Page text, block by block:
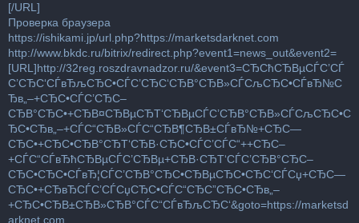
[/URL]
Проверка браузера
https://ishikami.jp/url.php?https://marketsdarknet.com
http://www.bkdc.ru/bitrix/redirect.php?event1=news_out&event2=
[URL]http://32reg.roszdravnadzor.ru/&event3=СЂСћСЂВµСЃС’СЃ
С’СЂС‘СЃвЂљСЂС•СЃС’СЂС‘СЂВ°СЂВ»СЃСљСЂС•СЃвЂ№С
Ђв„–+СЂС•СЃС’СЂС–
СЂВ°СЂС•+СЂВ¤СЂВµСЂТ‘СЂВµСЃС’СЂВ°СЂВ»СЃСљСЂС•С
ЂС•СЂв„–+СЃС“СЂВ»СЃС“СЂВ¶СЂВ±СЃвЂ№+СЂС—
СЂС•+СЂС•СЂВ°СЂТ‘СЂВ·СЂС•СЃС’СЃС“++СЂС–
+СЃС“СЃвЂћСЂВµСЃС’СЂВµ+СЂВ·СЂТ‘СЃС’СЂВ°СЂС–
СЂС•СЂС•СЃвЂ¦СЃС’СЂВ°СЂС•СЂВµСЂС•СЂС‘СЃСџ+СЂС—
СЂС•+СЂвЂСЃС’СЃСџСЂС•СЃС“СЂС”СЂС•СЂв„–
+СЂС•СЂВ±СЂВ»СЂВ°СЃС“СЃвЂљСЂС‘&goto=https://marketsd
arknet.com